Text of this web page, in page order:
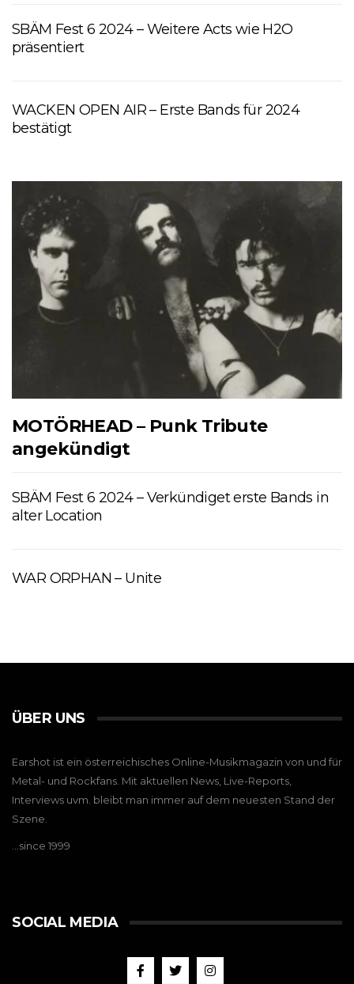
SBÄM Fest 6 2024 – Weitere Acts wie H2O
präsentiert
WACKEN OPEN AIR – Erste Bands für 2024
bestätigt
MOTÖRHEAD – Punk Tribute
angekündigt
SBÄM Fest 6 2024 – Verkündiget erste Bands in
alter Location
WAR ORPHAN – Unite
ÜBER UNS
Earshot ist ein österreichisches Online-Musikmagazin von und für
Metal- und Rockfans. Mit aktuellen News, Live-Reports,
Interviews uvm. bleibt man immer auf dem neuesten Stand der
Szene.
…since 1999
SOCIAL MEDIA